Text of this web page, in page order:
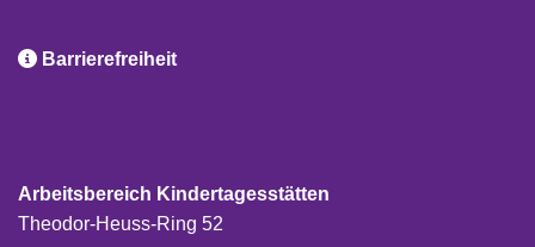
 Barrierefreiheit
Arbeitsbereich Kindertagesstätten
Theodor-Heuss-Ring 52